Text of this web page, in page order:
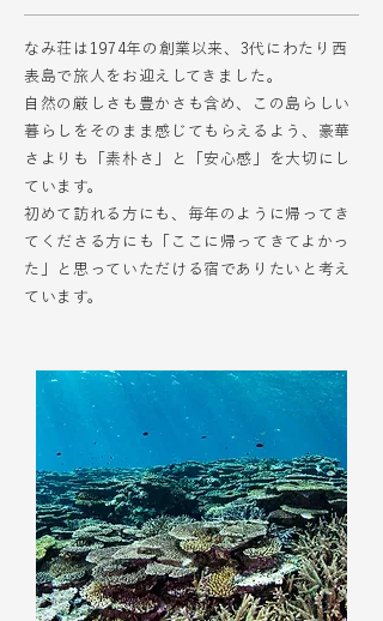
なみ荘は1974年の創業以来、3代にわたり西
表島で旅人をお迎えしてきました。
自然の厳しさも豊かさも含め、この島らしい
暮らしをそのまま感じてもらえるよう、豪華
さよりも「素朴さ」と「安心感」を大切にし
ています。
初めて訪れる方にも、毎年のように帰ってき
てくださる方にも「ここに帰ってきてよかっ
た」と思っていただける宿でありたいと考え
ています。